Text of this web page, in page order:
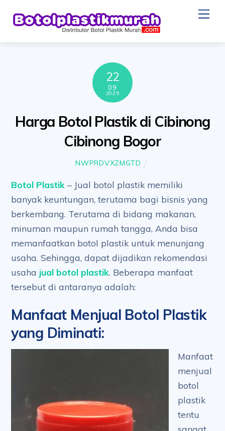
22
09
2025
Harga Botol Plastik di Cibinong
Cibinong Bogor
NWPRDVXZMGTD
Botol Plastik – Jual botol plastik memiliki
banyak keuntungan, terutama bagi bisnis yang
berkembang. Terutama di bidang makanan,
minuman maupun rumah tangga, Anda bisa
memanfaatkan botol plastik untuk menunjang
usaha. Sehingga, dapat dijadikan rekomendasi
usaha jual botol plastik. Beberapa manfaat
tersebut di antaranya adalah:
Manfaat Menjual Botol Plastik
yang Diminati:
Manfaat
menjual
botol
plastik
tentu